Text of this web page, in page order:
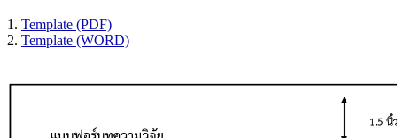
1. Template (PDF)
2. Template (WORD)